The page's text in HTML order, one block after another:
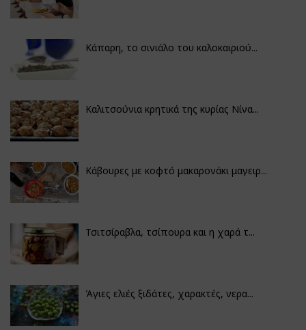
Κάπαρη, το σινιάλο του καλοκαιριού...
Καλιτσούνια κρητικά της κυρίας Νίνα...
Κάβουρες με κοφτό μακαρονάκι μαγειρ...
Τσιτσίραβλα, τσίπουρα και η χαρά τ...
Άγιες ελιές ξιδάτες, χαρακτές, νερα...